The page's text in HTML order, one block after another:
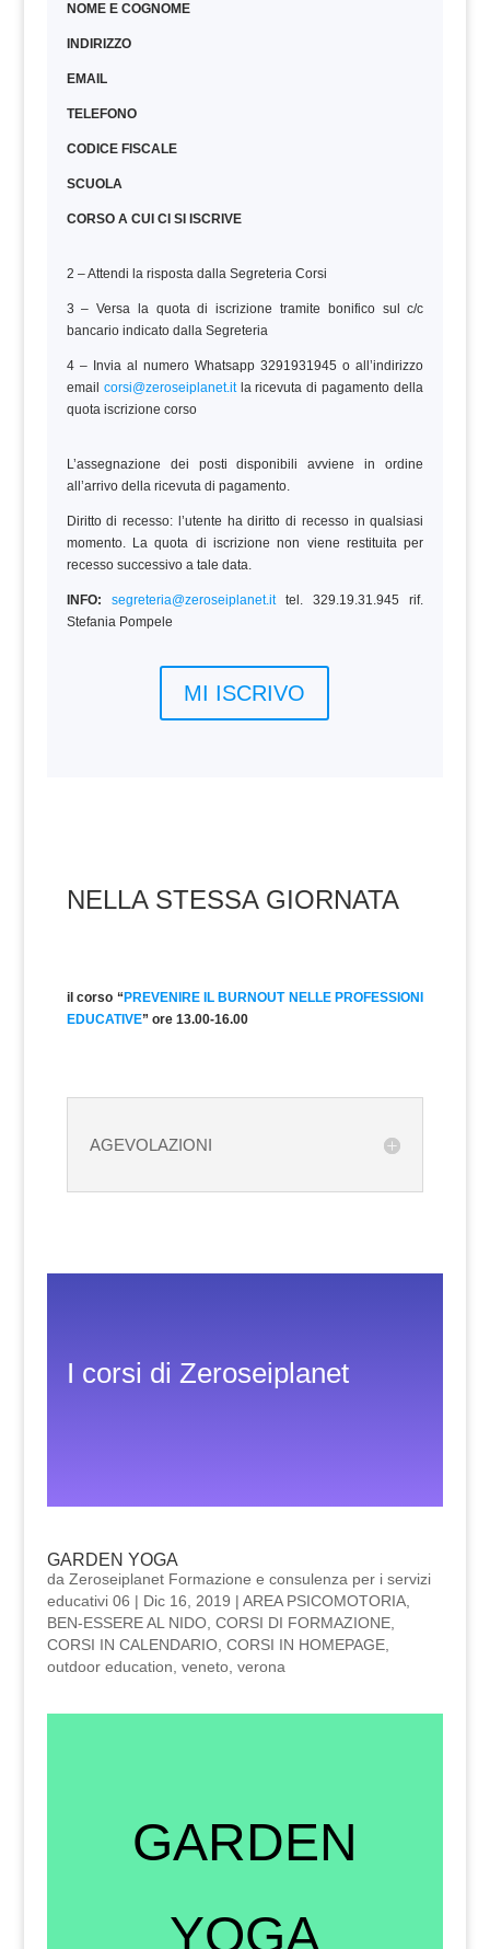
NOME E COGNOME
INDIRIZZO
EMAIL
TELEFONO
CODICE FISCALE
SCUOLA
CORSO A CUI CI SI ISCRIVE
2 – Attendi la risposta dalla Segreteria Corsi
3 – Versa la quota di iscrizione tramite bonifico sul c/c
bancario indicato dalla Segreteria
4 – Invia al numero Whatsapp 3291931945 o all’indirizzo
email corsi@zeroseiplanet.itla ricevuta di pagamento della
quota iscrizione corso
L’assegnazione dei posti disponibili avviene in ordine
all’arrivo della ricevuta di pagamento.
Diritto di recesso: l’utente ha diritto di recesso in qualsiasi
momento. La quota di iscrizione non viene restituita per
recesso successivo a tale data.
INFO: segreteria@zeroseiplanet.ittel. 329.19.31.945 rif.
Stefania Pompele
MI ISCRIVO
NELLA STESSA GIORNATA
il corso “ PREVENIRE IL BURNOUT NELLE PROFESSIONI
EDUCATIVE” ore 13.00-16.00
AGEVOLAZIONI
I corsi di Zeroseiplanet
GARDEN YOGA
da Zeroseiplanet Formazione e consulenza per i servizi
educativi 06 | Dic 16, 2019 | AREA PSICOMOTORIA,
BEN-ESSERE AL NIDO, CORSI DI FORMAZIONE,
CORSI IN CALENDARIO, CORSI IN HOMEPAGE,
outdoor education veneto, verona
GARDEN
YOGA